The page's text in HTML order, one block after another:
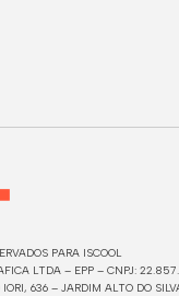
PARA ISCOOL
LTDA – EPP – CNPJ:
636 – JARDIM ALTO DO